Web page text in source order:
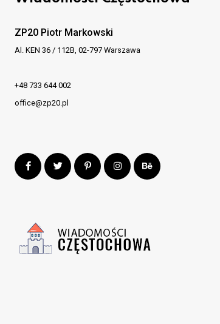
ZP20 Piotr Markowski
Al. KEN 36 / 112B, 02-797 Warszawa
+48 733 644 002
office@zp20.pl